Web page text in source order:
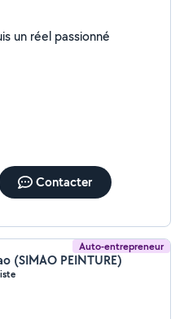
un réel passionné
Contacter
Auto-entrepreneur
(SIMAO PEINTURE)